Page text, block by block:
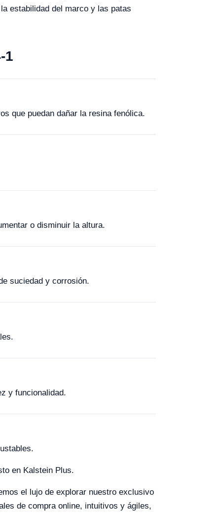
estabilidad del marco y las patas
1
que puedan dañar la resina fenólica.
o disminuir la altura.
suciedad y corrosión.
y funcionalidad.
en Kalstein Plus.
el lujo de explorar nuestro exclusivo
de compra online, intuitivos y ágiles,